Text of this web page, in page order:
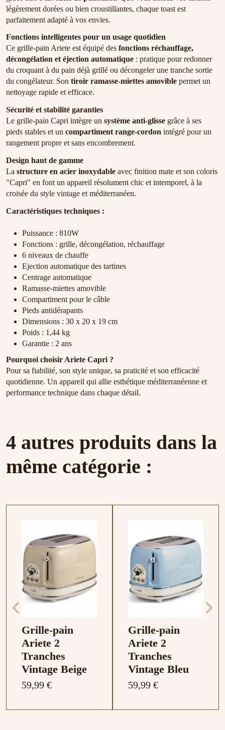
légèrement dorées ou bien croustillantes, chaque toast est
parfaitement adapté à vos envies.
Fonctions intelligentes pour un usage quotidien
Ce grille-pain Ariete est équipé des fonctions réchauffage,
décongélation et éjection automatique : pratique pour redonner
du croquant à du pain déjà grillé ou décongeler une tranche sortie
du congélateur. Son tiroir ramasse-miettes amovible permet un
nettoyage rapide et efficace.
Sécurité et stabilité garanties
Le grille-pain Capri intègre un système anti-glisse grâce à ses
pieds stables et un compartiment range-cordon intégré pour un
rangement propre et sans encombrement.
Design haut de gamme
La structure en acier inoxydable avec finition mate et son coloris
"Capri" en font un appareil résolument chic et intemporel, à la
croisée du style vintage et méditerranéen.
Caractéristiques techniques :
Puissance : 810W
Fonctions : grille, décongélation, réchauffage
6 niveaux de chauffe
Ejection automatique des tartines
Centrage automatique
Ramasse-miettes amovible
Compartiment pour le câble
Pieds antidérapants
Dimensions : 30 x 20 x 19 cm
Poids : 1,44 kg
Garantie : 2 ans
Pourquoi choisir Ariete Capri ?
Pour sa fiabilité, son style unique, sa praticité et son efficacité
quotidienne. Un appareil qui allie esthétique méditerranéenne et
performance technique dans chaque détail.
4 autres produits dans la
même catégorie :
Grille-pain
Ariete 2
Tranches
Vintage Beige
59,99 €
Grille-pain
Ariete 2
Tranches
Vintage Bleu
59,99 €